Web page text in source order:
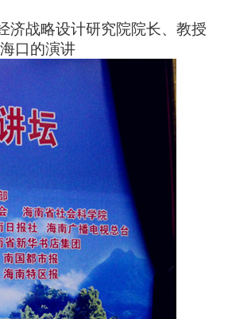
济战略设计研究院院长、教授
口的演讲